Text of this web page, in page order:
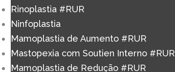
Rinoplastia #RUR
Ninfoplastia
Mamoplastia de Aumento #RUR
Mastopexia com Soutien Interno #RUR
Mamoplastia de Redução #RUR